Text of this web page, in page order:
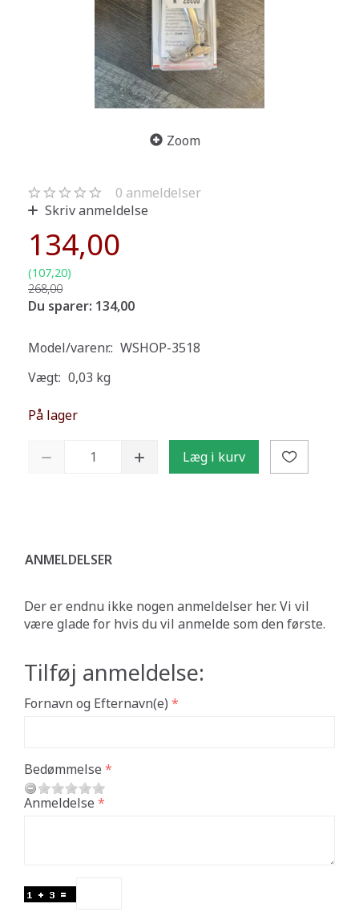
Zoom
0 anmeldelser
Skriv anmeldelse
134,00
(107,20)
268,00
Du sparer: 134,00
Model/varenr.: WSHOP-3518
Vægt: 0,03 kg
På lager
Læg i kurv
ANMELDELSER
Der er endnu ikke nogen anmeldelser her. Vi vil
være glade for hvis du vil anmelde som den første.
Tilføj anmeldelse:
Fornavn og Efternavn(e)
Bedømmelse
Anmeldelse